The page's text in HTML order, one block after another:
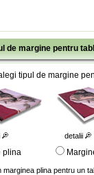
de margine pentru
tipul de margine
detalii
plina
marginea plina pentru un